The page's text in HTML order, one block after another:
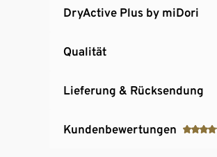
DryActive Plus by miDori
Qualität
Lieferung & Rücksendung
Kundenbewertungen